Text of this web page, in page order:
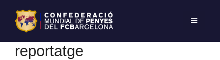
reportatge